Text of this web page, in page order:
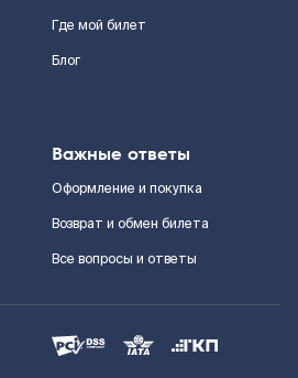
Где мой билет
Блог
Важные ответы
Оформление и покупка
Возврат и обмен билета
Все вопросы и ответы